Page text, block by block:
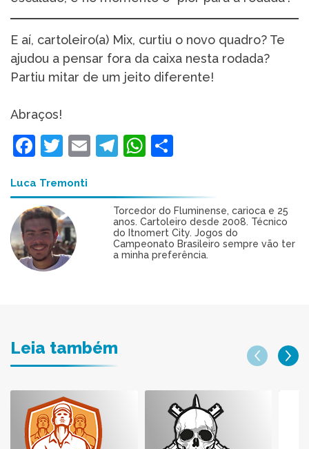
E aí, cartoleiro(a) Mix, curtiu o novo quadro? Te
ajudou a pensar fora da caixa nesta rodada?
Partiu mitar de um jeito diferente!
Abraços!
Facebook
Twitter
EmailTelegram
WhatsApp
Luca Tremonti
Torcedor do Fluminense, carioca e 25
anos. Cartoleiro desde 2008. Técnico
do Itnomert City. Jogos do
Campeonato Brasileiro sempre vão ter
a minha preferência.
Leia também